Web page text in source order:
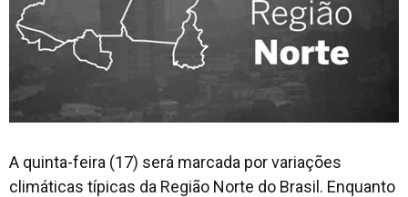
A quinta-feira (17) será marcada por variações
climáticas típicas da Região Norte do Brasil. Enquanto